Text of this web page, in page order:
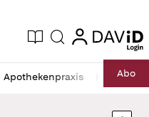
Aktuelle Ausgabe
Suche login
login
Apothekenpraxis RechtAbo